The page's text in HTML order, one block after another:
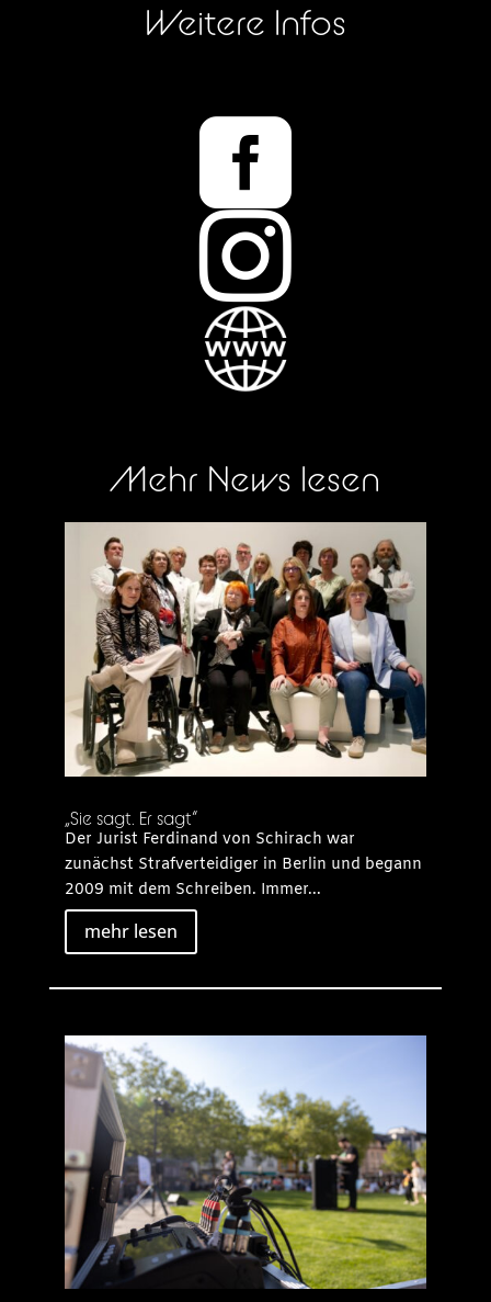
Weitere Infos


Mehr News lesen
„Sie sagt. Er sagt“
Der Jurist Ferdinand von Schirach war
zunächst Strafverteidiger in Berlin und begann
2009 mit dem Schreiben. Immer...
mehr lesen